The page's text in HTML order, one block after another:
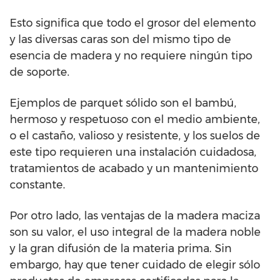
Esto significa que todo el grosor del elemento
y las diversas caras son del mismo tipo de
esencia de madera y no requiere ningún tipo
de soporte.
Ejemplos de parquet sólido son el bambú,
hermoso y respetuoso con el medio ambiente,
o el castaño, valioso y resistente, y los suelos de
este tipo requieren una instalación cuidadosa,
tratamientos de acabado y un mantenimiento
constante.
Por otro lado, las ventajas de la madera maciza
son su valor, el uso integral de la madera noble
y la gran difusión de la materia prima. Sin
embargo, hay que tener cuidado de elegir sólo